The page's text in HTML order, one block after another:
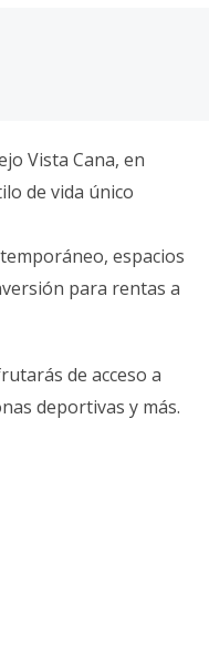
Vista Cana, en
de vida único
espacios
para rentas a
de acceso a
deportivas y más.